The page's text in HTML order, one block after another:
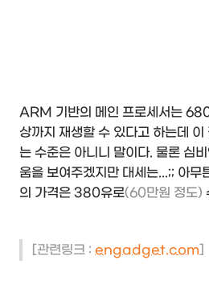
ARM 기반의 메인 프로세서는
상까지 재생할 수 있다고 하는데 이
는 수준은 아니니 말이다. 물론 심
움을 보여주겠지만 대세는...;; 아
의 가격은 380유로(60만원 정도)
[관련링크 : engadget.com]